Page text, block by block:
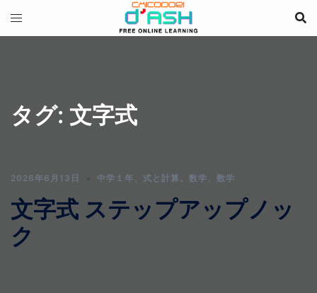
タグ: 文字式
2026年6月13日 中学１年 、 式と計算 、 数学 、 数学
文字式 ステップアップノッ
ク